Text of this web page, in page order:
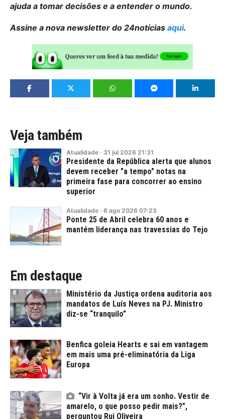
ajuda a tomar decisões e a entender o mundo.
Assine a nova newsletter do 24notícias aqui.
Veja também
Atualidade · 31 jul 2026 21:31
Presidente da República alerta que alunos
devem receber "a tempo" notas na
primeira fase para concorrer ao ensino
superior
Atualidade · 6 ago 2026 07:23
Ponte 25 de Abril celebra 60 anos e
mantém liderança nas travessias do Tejo
Em destaque
Ministério da Justiça ordena auditoria aos
mandatos de Luís Neves na PJ. Ministro
diz-se “tranquilo”
Benfica goleia Hearts e sai em vantagem
em mais uma pré-eliminatória da Liga
Europa
“Vir à Volta já era um sonho. Vestir de
amarelo, o que posso pedir mais?”,
perguntou Rui Oliveira